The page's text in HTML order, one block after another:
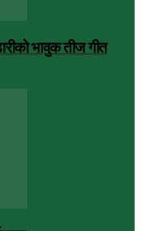
भावुक तीज गीत